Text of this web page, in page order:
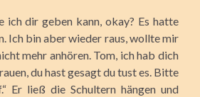
ich dir geben kann, okay? Es hatte
Ich bin aber wieder raus, wollte mir
mehr anhören. Tom, ich hab dich
du hast gesagt du tust es. Bitte
Er ließ die Schultern hängen und